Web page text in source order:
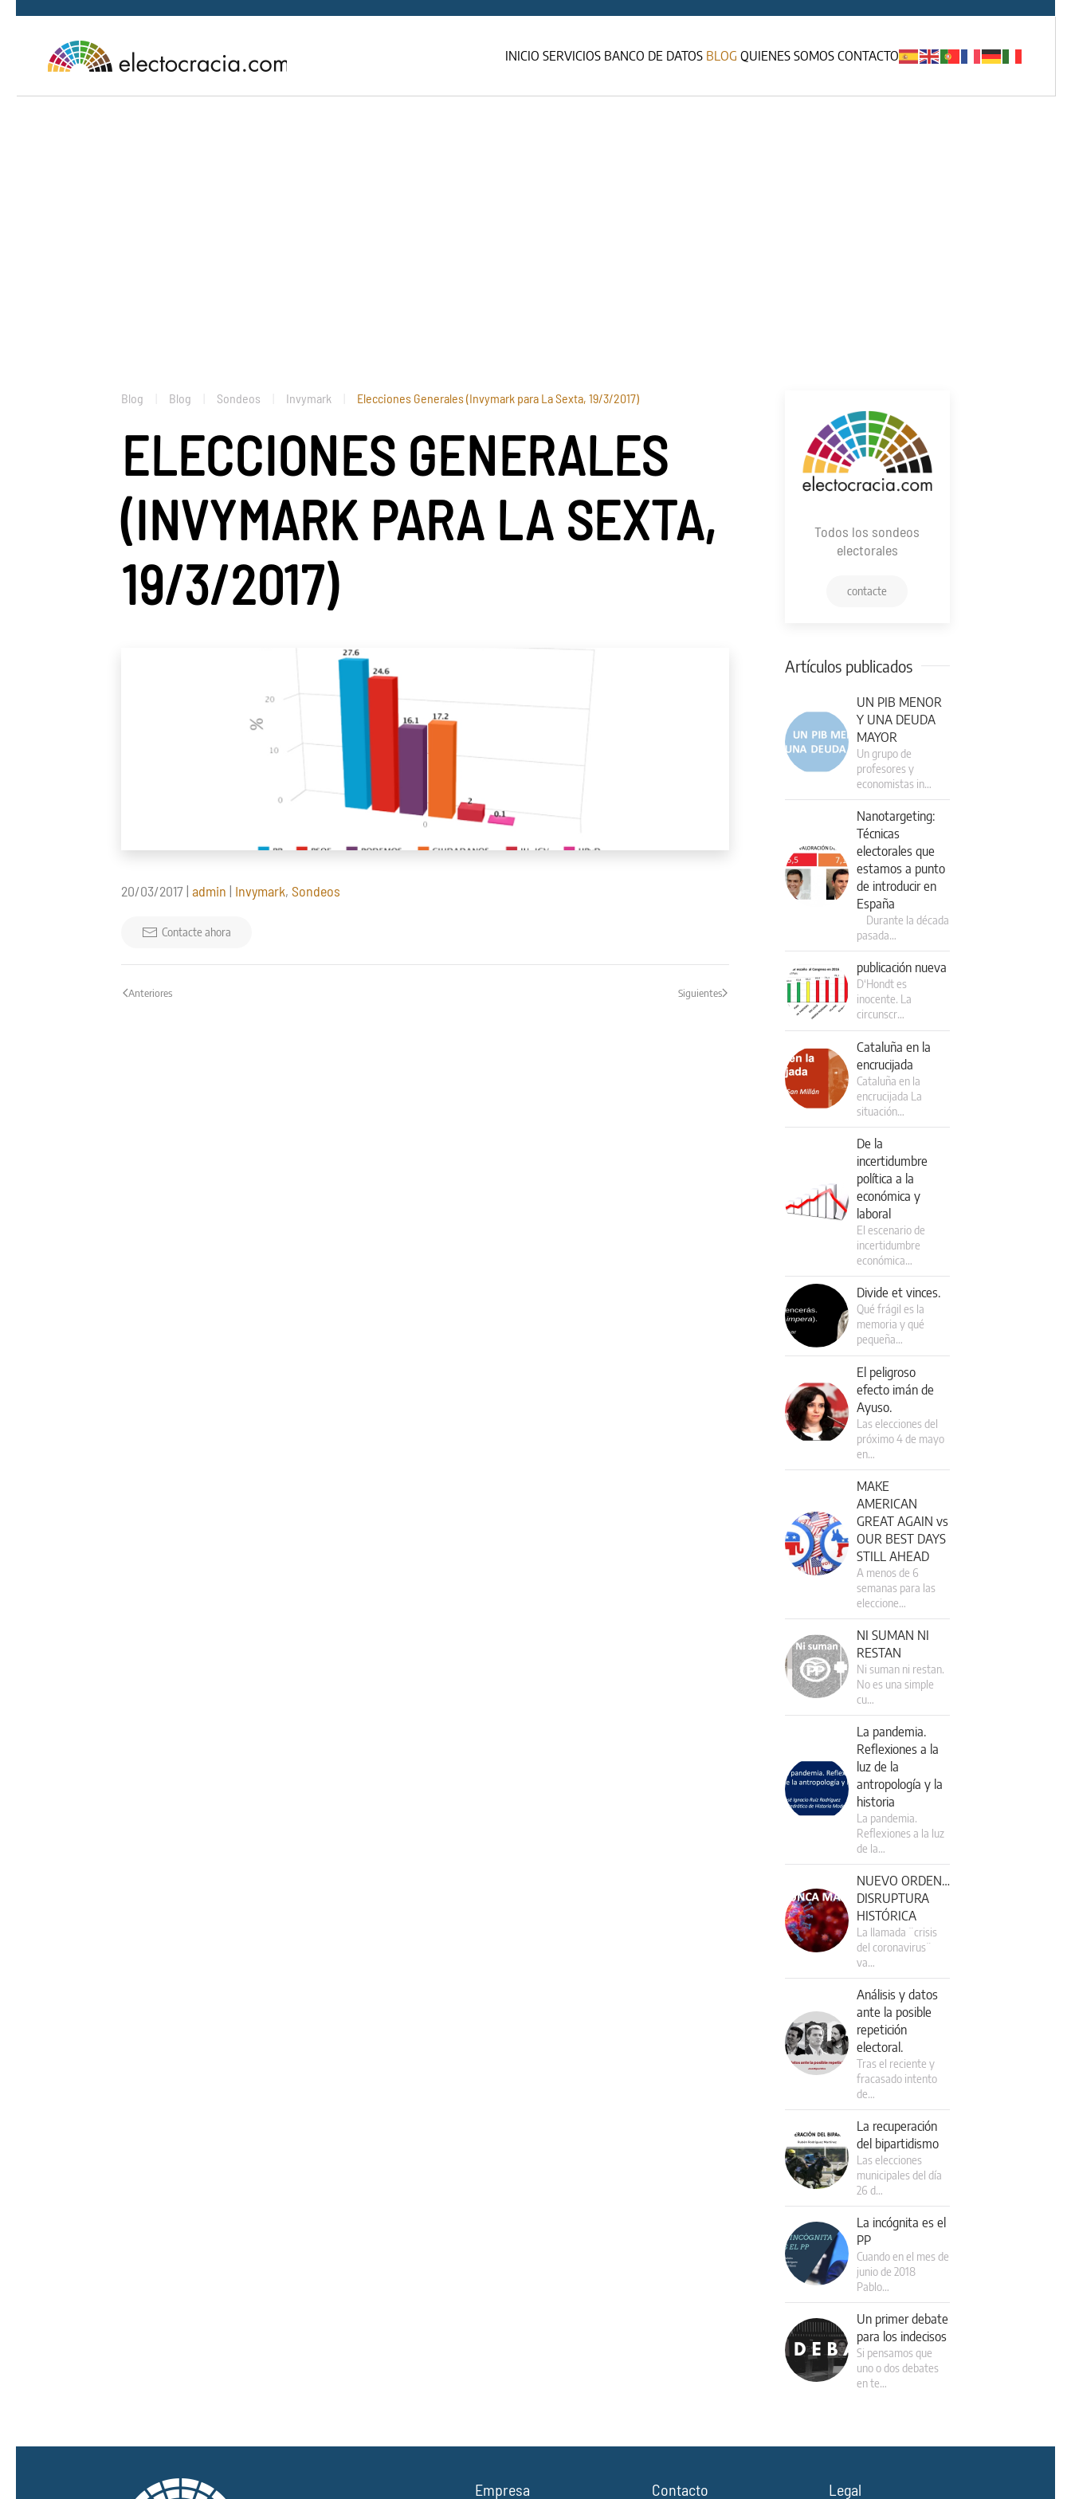
Ir al contenido principal
INICIO SERVICIOS BANCO DE DATOS BLOG QUIENES SOMOS CONTACTO
Blog Blog Sondeos Invymark Elecciones Generales (Invymark para La Sexta, 19/3/2017)
ELECCIONES GENERALES
(INVYMARK PARA LA SEXTA,
19/3/2017)
20/03/2017 | admin | Invymark, Sondeos
Contacte ahora
Anteriores Siguientes
Todos los sondeos
electorales
contacte
Artículos publicados
UN PIB MENOR
Y UNA DEUDA
MAYOR
Un grupo de
profesores y
economistas in…
Nanotargeting:
Técnicas
electorales que
estamos a punto
de introducir en
España
Durante la década
pasada…
publicación nueva
D‘Hondt es
inocente. La
circunscr…
Cataluña en la
encrucijada
Cataluña en la
encrucijada La
situación…
De la
incertidumbre
política a la
económica y
laboral
El escenario de
incertidumbre
económica…
Divide et vinces.
Qué frágil es la
memoria y qué
pequeña…
El peligroso
efecto imán de
Ayuso.
Las elecciones del
próximo 4 de mayo
en…
MAKE
AMERICAN
GREAT AGAIN vs
OUR BEST DAYS
STILL AHEAD
A menos de 6
semanas para las
eleccione…
NI SUMAN NI
RESTAN
Ni suman ni restan.
No es una simple
cu…
La pandemia.
Reflexiones a la
luz de la
antropología y la
historia
La pandemia.
Reflexiones a la luz
de la…
NUEVO ORDEN…
DISRUPTURA
HISTÓRICA
La llamada ¨crisis
del coronavirus¨
va…
Análisis y datos
ante la posible
repetición
electoral.
Tras el reciente y
fracasado intento
de…
La recuperación
del bipartidismo
Las elecciones
municipales del día
26 d…
La incógnita es el
PP
Cuando en el mes de
junio de 2018
Pablo…
Un primer debate
para los indecisos
Si pensamos que
uno o dos debates
en te…
Empresa Contacto Legal